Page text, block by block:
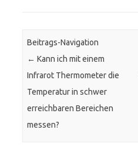
Beitrags-Navigation
← Kann ich mit einem
Infrarot Thermometer die
Temperatur in schwer
erreichbaren Bereichen
messen?